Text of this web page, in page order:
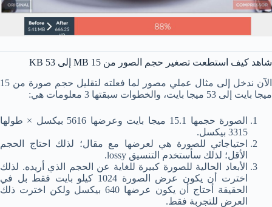
شاهد كيف استطعت تصغير حجم الصور من 15 MB إلى 53 KB
الآن ندخل إلى مثال عملي مصور لما فعلته لتقليل حجم صورة من 15
ميجا بايت إلى 53 ميجا بايت، والخطوات سبقتها 3 معلومات هي:
الصورة حجمها 15.1 ميجا بايت وعرضها 5616 بيكسل × طولها
3315 بيكسل.
احتياجاتي للصورة هي لعرضها مع مقال؛ لذلك احتاج الحجم
الأقل؛ لذلك سأستخدم التنسيق lossy.
الأبعاد الحالية للصورة كبيرة للغاية عن الحجم الذي أريده. لذلك
اخترت أن يكون عرض الصورة 1024 كيلو بايت فقط بل في
الحقيقة أحتاج أن يكون عرضها 640 بيكسل ولكن اخترت ذلك
العرض للتجربة فقط.